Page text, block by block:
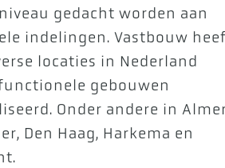
gedacht worden aan
indelingen. Vastbouw
locaties in Nederland
gebouwen
Onder andere in
Den Haag, Harkema en